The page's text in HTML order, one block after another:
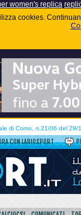
women's replica
cookies.
di Como, n.21/06 del 29/
CON LARIOSPORT